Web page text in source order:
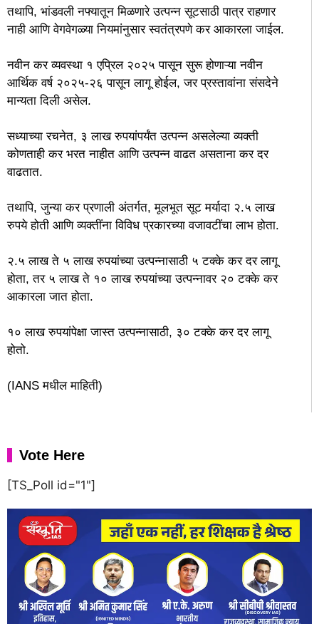
तथापि, भांडवली नफ्यातून मिळणारे उत्पन्न सूटसाठी पात्र राहणार
नाही आणि वेगवेगळ्या नियमांनुसार स्वतंत्रपणे कर आकारला जाईल.
नवीन कर व्यवस्था १ एप्रिल २०२५ पासून सुरू होणाऱ्या नवीन
आर्थिक वर्ष २०२५-२६ पासून लागू होईल, जर प्रस्तावांना संसदेने
मान्यता दिली असेल.
सध्याच्या रचनेत, ३ लाख रुपयांपर्यंत उत्पन्न असलेल्या व्यक्ती
कोणताही कर भरत नाहीत आणि उत्पन्न वाढत असताना कर दर
वाढतात.
तथापि, जुन्या कर प्रणाली अंतर्गत, मूलभूत सूट मर्यादा २.५ लाख
रुपये होती आणि व्यक्तींना विविध प्रकारच्या वजावटींचा लाभ होता.
२.५ लाख ते ५ लाख रुपयांच्या उत्पन्नासाठी ५ टक्के कर दर लागू
होता, तर ५ लाख ते १० लाख रुपयांच्या उत्पन्नावर २० टक्के कर
आकारला जात होता.
१० लाख रुपयांपेक्षा जास्त उत्पन्नासाठी, ३० टक्के कर दर लागू
होतो.
(IANS मधील माहिती)
Vote Here
[TS_Poll id="1"]